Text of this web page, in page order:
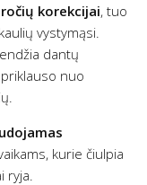
korekcijai, tuo
vystymąsi.
dantų
nuo
kurie čiulpia
ryja.